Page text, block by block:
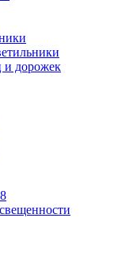
и дорожек